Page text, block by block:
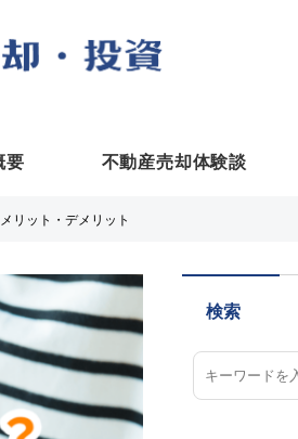
要 不動産売却体験談
リット・デメリット
検索